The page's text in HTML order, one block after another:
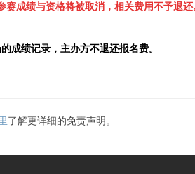
成绩与资格将被取消，相关费用不予退还
成绩记录，主办方不退还报名费。
了解更详细的免责声明。